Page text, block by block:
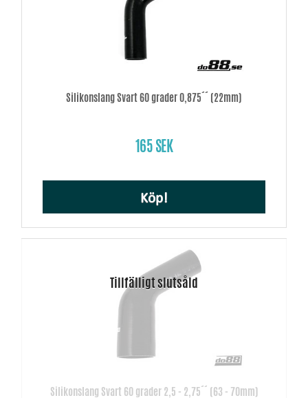
Silikonslang Svart 60 grader 0,875´´ (22mm)
165 SEK
Köp!
Silikonslang Svart 60 grader 2,5 - 2,75´´ (63 - 70mm)